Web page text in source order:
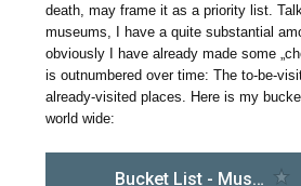
death, may frame it as a priority list.
museums, I have a quite substantial
obviously I have already made some
is outnumbered over time: The to-be-
already-visited places. Here is my
world wide: